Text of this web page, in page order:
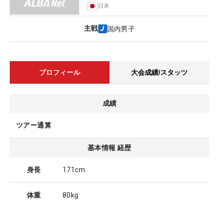
日本
主戦 国内男子
プロフィール 大会成績/スタッツ
成績
ツアー通算
基本情報 経歴
身長 171cm
体重 80kg